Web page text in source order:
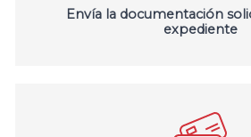
Envía la documentación
expediente